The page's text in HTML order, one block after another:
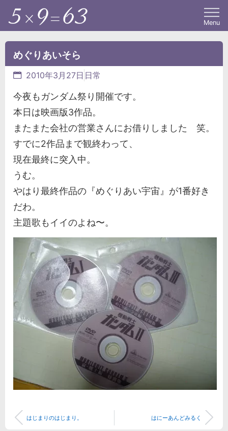
Menu
めぐりあいそら
2010年3月27日 日常
今夜もガンダム祭り開催です。
本日は映画版3作品。
またまた会社の営業さんにお借りしました 笑。
すでに2作品まで観終わって、
現在最終に突入中。
うむ。
やはり最終作品の『めぐりあい宇宙』が1番好き
だわ。
主題歌もイイのよね〜。
はじまりのはじまり。 はにーあんどみるく